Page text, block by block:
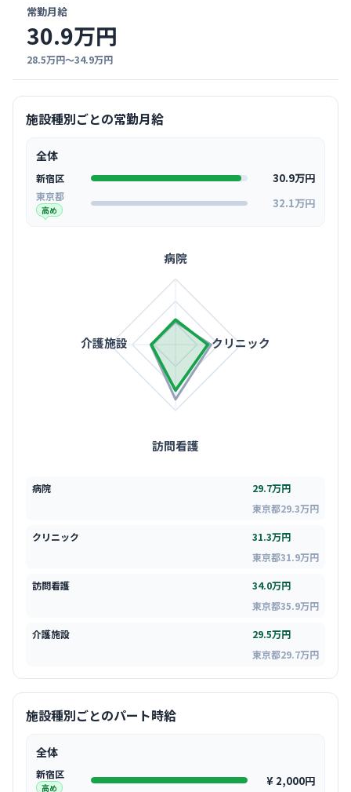
常勤月給
30.9万円
28.5万円〜34.9万円
施設種別ごとの常勤月給
全体
新宿区 30.9万円
東京都
高め 32.1万円
病院
クリニック
訪問看護
介護施設
病院
29.7万円
東京都29.3万円
クリニック
31.3万円
東京都31.9万円
訪問看護
34.0万円
東京都35.9万円
介護施設
29.5万円
東京都29.7万円
施設種別ごとのパート時給
全体
新宿区
高め ¥ 2,000円